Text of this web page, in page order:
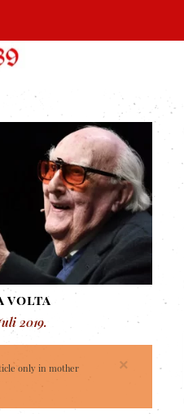
volta
2019.
×
only in mother